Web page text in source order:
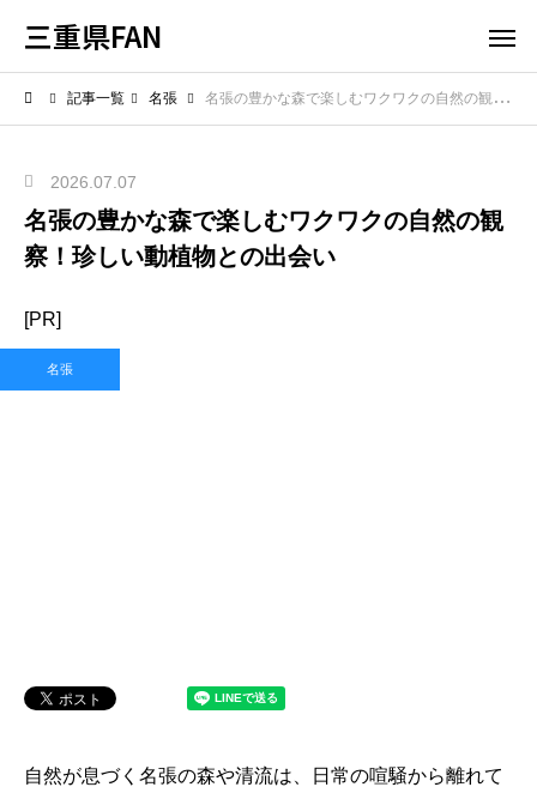
三重県FAN
記事一覧 名張 名張の豊かな森で楽しむワクワクの自然の観察！珍しい動植物との出会い
2026.07.07
名張の豊かな森で楽しむワクワクの自然の観
察！珍しい動植物との出会い
[PR]
名張
自然が息づく名張の森や清流は、日常の喧騒から離れて